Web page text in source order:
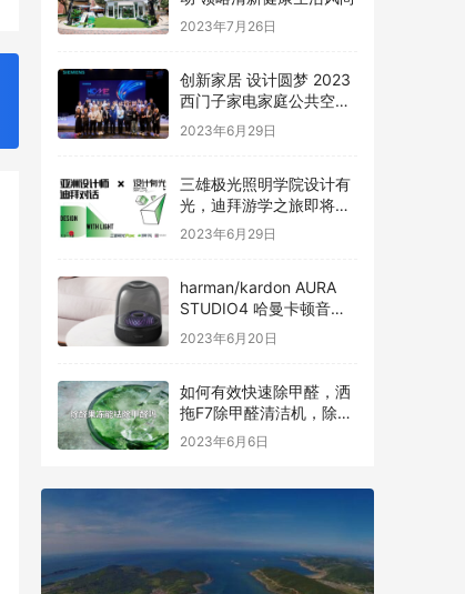
2023年7月26日
创新家居 设计圆梦 2023
西门子家电家庭公共空间
设计大赛圆满礼成
2023年6月29日
三雄极光照明学院设计有
光，迪拜游学之旅即将启
程
2023年6月29日
harman/kardon AURA
STUDIO4 哈曼卡顿音乐
琉璃四代全新发布
2023年6月20日
如何有效快速除甲醛，洒
拖F7除甲醛清洁机，除醛
过程看得见
2023年6月6日